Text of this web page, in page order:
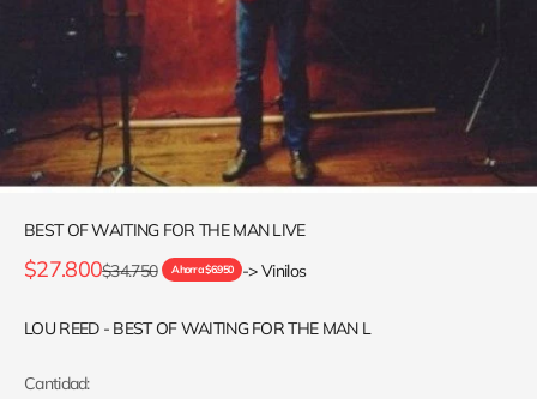
BEST OF WAITING FOR THE MAN LIVE
Precio de oferta
$27.800Precio normal
$34.750 Ahorra $6.950 -> Vinilos
LOU REED - BEST OF WAITING FOR THE MAN L
Cantidad: